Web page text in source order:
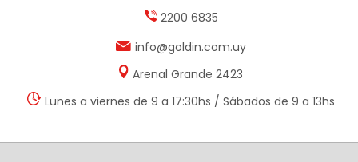
2200 6835
info@goldin.com.uy
Arenal Grande 2423
Lunes a viernes de 9 a 17:30hs / Sábados de 9 a 13hs